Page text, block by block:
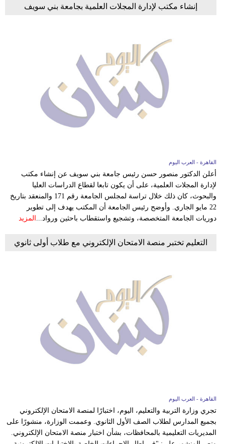
إنشاء مكتب لإدارة المجلات العلمية بجامعة بني سويف
القاهرة - العرب اليوم
أعلن الدكتور منصور حسن رئيس جامعة بني سويف عن إنشاء مكتب
لإدارة المجلات العلمية، على أن يكون تابعا لقطاع الدراسات العليا
والبحوث، كان ذلك خلال تراسة لمجلس الجامعة رقم 171 والمنعقد بتاريخ
22 مايو الجاري. وأوضح رئيس الجامعة أن المكتب يهدف إلى تطوير
دوريات الجامعة المتخصصة، وتشجيع واستقطاب باحثين ورواد... المزيد
التعليم تختبر منصة الامتحان الإلكتروني مع طلاب أولى ثانوي
القاهرة - العرب اليوم
تجري وزارة التربية والتعليم، اليوم، اختبارًا لمنصة الامتحان الإلكتروني
بجميع المدارس لطلاب الصف الأول الثانوي. وعممت الوزارة، منشورًا على
المديريات التعليمية بالمحافظات، بشأن اختبار منصة الامتحان الإلكتروني.